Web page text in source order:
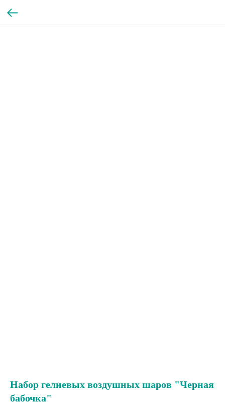
Набор гелиевых воздушных шаров "Черная
бабочка"